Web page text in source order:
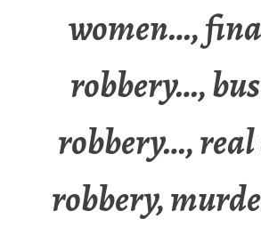
women…,
robbery…,
robbery…, real
robbery,